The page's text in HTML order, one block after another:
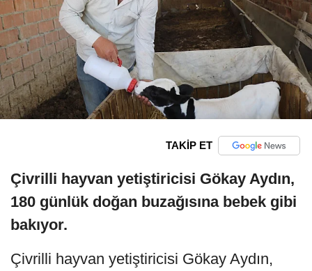
TAKİP ET
Çivrilli hayvan yetiştiricisi Gökay Aydın,
180 günlük doğan buzağısına bebek gibi
bakıyor.
Çivrilli hayvan yetiştiricisi Gökay Aydın,